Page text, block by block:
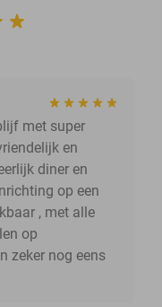
met super
en
diner en
op een
, met alle
op
zeker nog eens